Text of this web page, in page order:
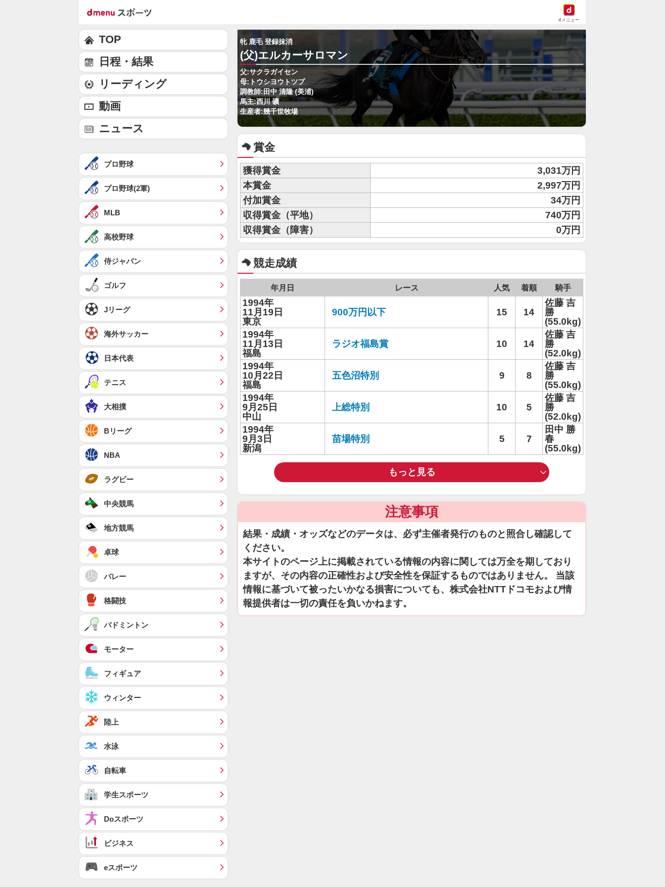
dメニュー
牝 鹿毛 登録抹消
(父)エルカーサロマン
父:サクラガイセン
母:トウシヨウトツプ
調教師:田中 清隆 (美浦)
馬主:西川 礦
生産者:幾千世牧場
賞金
獲得賞金
3,031万円
本賞金
2,997万円
付加賞金
34万円
収得賞金（平地）
740万円
収得賞金（障害）
0万円
競走成績
年月日 レース 人気 着順 騎手
1994年
11月19日
東京
900万円以下 15 14
佐藤 吉
勝
(55.0kg)
1994年
11月13日
福島
ラジオ福島賞 10 14
佐藤 吉
勝
(52.0kg)
1994年
10月22日
福島
五色沼特別 9 8
佐藤 吉
勝
(55.0kg)
1994年
9月25日
中山
上総特別 10 5
佐藤 吉
勝
(52.0kg)
1994年
9月3日
新潟
苗場特別 5 7
田中 勝
春
(55.0kg)
もっと見る
注意事項
結果・成績・オッズなどのデータは、必ず主催者発行のものと照合し確認して
ください。
本サイトのページ上に掲載されている情報の内容に関しては万全を期しており
ますが、その内容の正確性および安全性を保証するものではありません。 当該
情報に基づいて被ったいかなる損害についても、株式会社NTTドコモおよび情
報提供者は一切の責任を負いかねます。
TOP
日程・結果
リーディング
動画
ニュース
プロ野球
プロ野球(2軍)
MLB
高校野球
侍ジャパン
ゴルフ
Jリーグ
海外サッカー
日本代表
テニス
大相撲
Bリーグ
NBA
ラグビー
中央競馬
地方競馬
卓球
バレー
格闘技
バドミントン
モーター
フィギュア
ウィンター
陸上
水泳
自転車
学生スポーツ
Doスポーツ
ビジネス
eスポーツ